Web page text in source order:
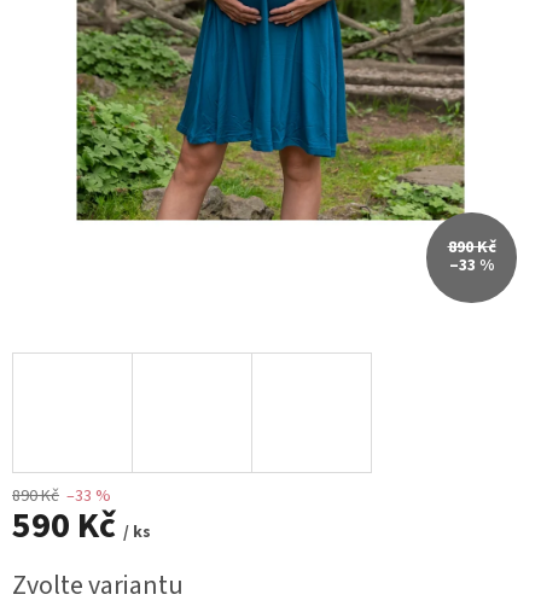
890 Kč
–33 %
890 Kč –33 %
590 Kč / ks
cena:
Zvolte variantu